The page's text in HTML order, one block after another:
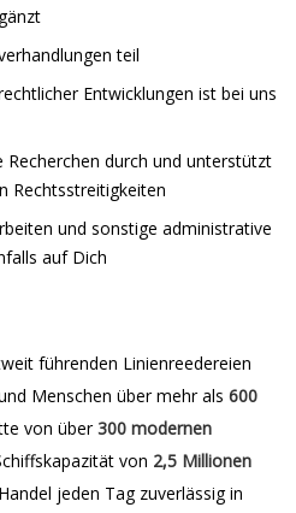
teil
Entwicklungen ist bei uns
Recherchen durch und unterstützt
Rechtsstreitigkeiten
und sonstige administrative
auf Dich
führenden Linienreedereien
Menschen über mehr als 600
von über300 modernen
von 2,5 Millionen
jeden Tag zuverlässig in